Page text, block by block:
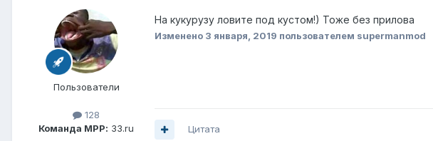
Пользователи
128
Команда МРР: 33.ru
На кукурузу ловите под кустом!) Тоже без прилова
Изменено 3 января, 2019 пользователем supermanmod
Цитата